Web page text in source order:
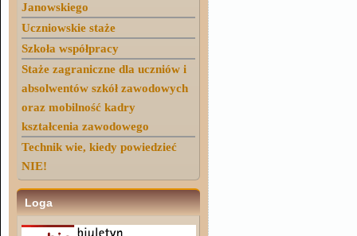
Janowskiego
Uczniowskie staże
Szkoła współpracy
Staże zagraniczne dla uczniów i
absolwentów szkół zawodowych
oraz mobilność kadry
kształcenia zawodowego
Technik wie, kiedy powiedzieć
NIE!
Loga